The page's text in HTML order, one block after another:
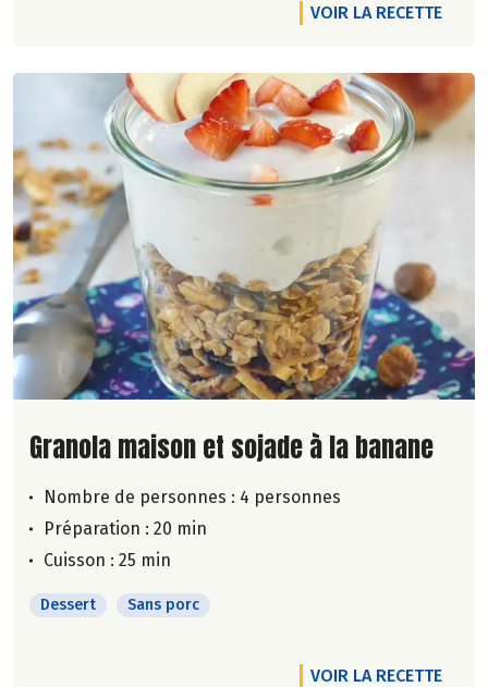
VOIR LA RECETTE
Lire la suite de la recette
Granola maison et sojade à la banane
Nombre de personnes : 4 personnes
Préparation : 20 min
Cuisson : 25 min
Dessert Sans porc
VOIR LA RECETTE